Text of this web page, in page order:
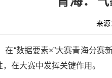
来
在“数据要素×”大赛青海分
在大赛中发挥关键作用。